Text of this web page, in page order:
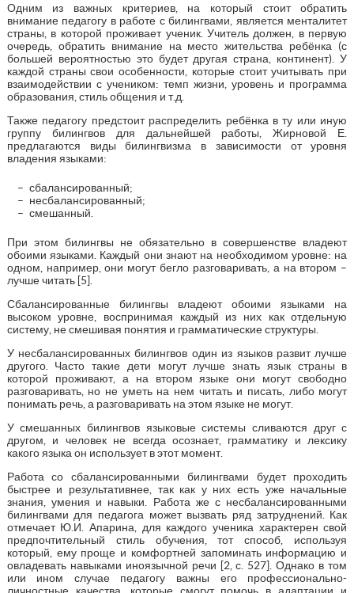
Одним из важных критериев, на который стоит обратить
внимание педагогу в работе с билингвами, является менталитет
страны, в которой проживает ученик. Учитель должен, в первую
очередь, обратить внимание на место жительства ребёнка (с
большей вероятностью это будет другая страна, континент). У
каждой страны свои особенности, которые стоит учитывать при
взаимодействии с учеником: темп жизни, уровень и программа
образования, стиль общения и т.д.
Также педагогу предстоит распределить ребёнка в ту или иную
группу билингвов для дальнейшей работы, Жирновой Е.
предлагаются виды билингвизма в зависимости от уровня
владения языками:
сбалансированный;
несбалансированный;
смешанный.
При этом билингвы не обязательно в совершенстве владеют
обоими языками. Каждый они знают на необходимом уровне: на
одном, например, они могут бегло разговаривать, а на втором –
лучше читать [5].
Сбалансированные билингвы владеют обоими языками на
высоком уровне, воспринимая каждый из них как отдельную
систему, не смешивая понятия и грамматические структуры.
У несбалансированных билингвов один из языков развит лучше
другого. Часто такие дети могут лучше знать язык страны в
которой проживают, а на втором языке они могут свободно
разговаривать, но не уметь на нем читать и писать, либо могут
понимать речь, а разговаривать на этом языке не могут.
У смешанных билингвов языковые системы сливаются друг с
другом, и человек не всегда осознает, грамматику и лексику
какого языка он использует в этот момент.
Работа со сбалансированными билингвами будет проходить
быстрее и результативнее, так как у них есть уже начальные
знания, умения и навыки. Работа же с несбалансированными
билингвами для педагога может вызвать ряд затруднений. Как
отмечает Ю.И. Апарина, для каждого ученика характерен свой
предпочтительный стиль обучения, тот способ, используя
который, ему проще и комфортней запоминать информацию и
овладевать навыками иноязычной речи [2, с. 527]. Однако в том
или ином случае педагогу важны его профессионально-
личностные качества, которые смогут помочь в адаптации и